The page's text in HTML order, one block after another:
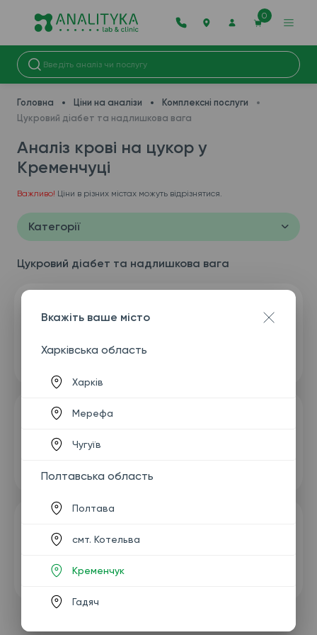
0
Головна Ціни на аналізи
Комплексні послуги
Цукровий діабет та надлишкова вага
Аналіз крові на цукор у
Кременчуці
Важливо! Ціни в різних містах можуть відрізнятися.
Категорії
Цукровий діабет та надлишкова вага
Вкажіть ваше місто
Харківська область
Харків
Мерефа
Чугуїв
Полтавська область
Полтава
смт. Котельва
Кременчук
Гадяч